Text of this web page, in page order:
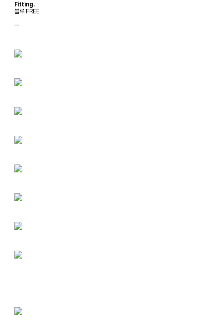
Fitting.
블루 FREE
ㅡ